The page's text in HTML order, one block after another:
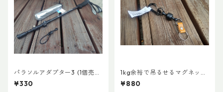
パラソルアダプター3 (1個売
り)
¥330
1kg余裕で吊るせるマグネット
キーホルダー
¥880